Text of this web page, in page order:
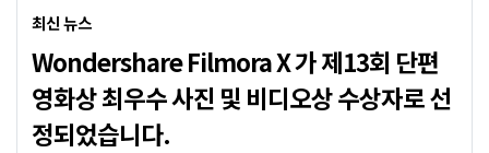
최신 뉴스
Wondershare Filmora X 가 제13회 단편
영화상 최우수 사진 및 비디오상 수상자로 선
정되었습니다.